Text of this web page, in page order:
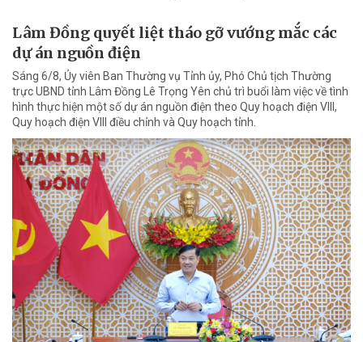
Lâm Đồng quyết liệt tháo gỡ vướng mắc các
dự án nguồn điện
Sáng 6/8, Ủy viên Ban Thường vụ Tỉnh ủy, Phó Chủ tịch Thường
trực UBND tỉnh Lâm Đồng Lê Trọng Yên chủ trì buổi làm việc về tình
hình thực hiện một số dự án nguồn điện theo Quy hoạch điện VIII,
Quy hoạch điện VIII điều chỉnh và Quy hoạch tỉnh.